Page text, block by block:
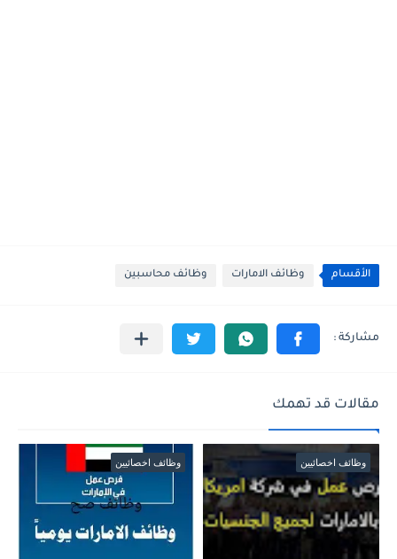
الأقسام وظائف الامارات وظائف محاسبين
مقالات قد تهمك
وظائف اخصائيين وظائف اخصائيين